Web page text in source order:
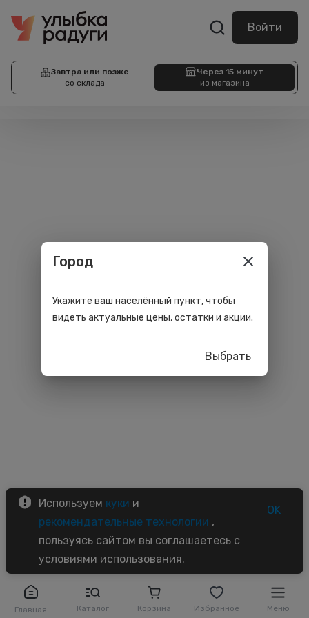
Войти
Завтра или позже
со склада
Через 15 минут
из магазина
Главная Каталог Корзина Избранное Меню
Используем куки и
рекомендательные технологии ,
пользуясь сайтом вы соглашаетесь с
условиями использования.
OK
Город
Укажите ваш населённый пункт, чтобы
видеть актуальные цены, остатки и акции.
Выбрать